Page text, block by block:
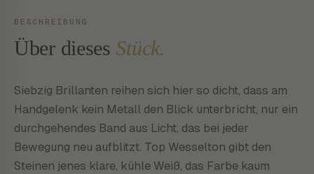
BESCHREIBUNG
Über dieses Stück.
Siebzig Brillanten reihen sich hier so dicht, dass am
Handgelenk kein Metall den Blick unterbricht, nur ein
durchgehendes Band aus Licht, das bei jeder
Bewegung neu aufblitzt. Top Wesselton gibt den
Steinen jenes klare, kühle Weiß, das Farbe kaum